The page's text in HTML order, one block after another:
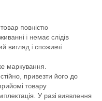
повністю
і немає слідів
вигляд і споживчі
маркування.
привезти його до
товару
У разі виявлення